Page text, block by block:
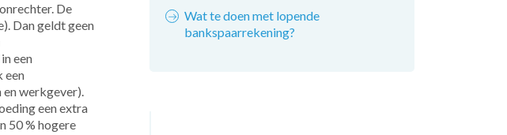
De
Dan geldt geen
een
een
en werkgever).
een extra
50 % hogere
Wat te doen met lopende
bankspaarrekening?